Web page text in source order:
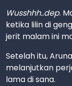
Wusshhh..dep.
ketika lilin di
jerit malam ini
Setelah itu,
melanjutkan
lama di sana.